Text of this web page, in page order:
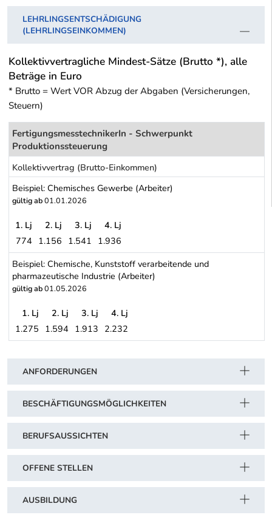
LEHRLINGSENTSCHÄDIGUNG
(LEHRLINGSEINKOMMEN)
Kollektivvertragliche Mindest-Sätze (Brutto *), alle
Beträge in Euro
* Brutto = Wert VOR Abzug der Abgaben (Versicherungen,
Steuern)
FertigungsmesstechnikerIn - Schwerpunkt
Produktionssteuerung
Kollektivvertrag (Brutto-Einkommen)
Beispiel: Chemisches Gewerbe (Arbeiter)
gültig ab01.01.2026
Beispiel: Chemisches Gewerbe (Arbeiter)
1. Lj 2. Lj 3. Lj
4. Lj
774 1.156 1.541 1.936
Beispiel: Chemische, Kunststoff verarbeitende und
pharmazeutische Industrie (Arbeiter)
gültig ab01.05.2026
Beispiel: Chemische, Kunststoff verarbeitende und
1. Lj 2. Lj 3. Lj
4. Lj
1.275 1.594 1.913 2.232
ANFORDERUNGEN
BESCHÄFTIGUNGSMÖGLICHKEITEN
BERUFSAUSSICHTEN
OFFENE STELLEN
AUSBILDUNG